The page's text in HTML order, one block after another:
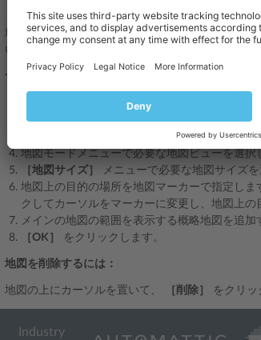
地図ブロックの右下に概略地図を表示する。
地図を追加する際は、ウェブサイトトピックの選
いつでも指定できます。
サイトに地図を追加するには：
タブで［地図］
を選択し、ペ
Google Maps API キーを指定します。
をクリックします
地図モードメニューで必要な地図ビューを選択
［地図サイズ］
メニューで必要な地図サイズを
地図上の目的の場所を地図マーカーで指定し
クしてカーソルをマーカーに変更し、地図上
メインの地図の範囲を表示する概略地図を追
［OK］
をクリックします。
地図を削除するには：
地図の上にカーソルを置いて、 ［削除］ をクリッ
Industry